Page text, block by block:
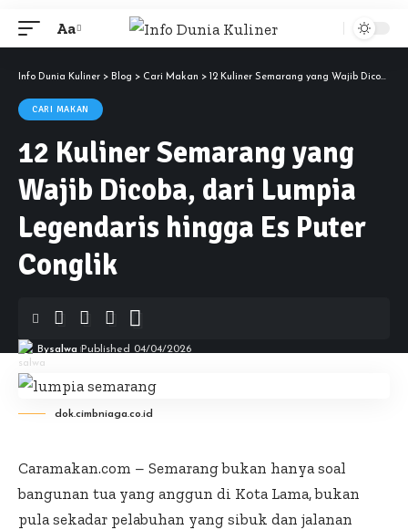
Font
Aa
Info Dunia Kuliner > Blog > Cari Makan > 12 Kuliner Semarang yang Wajib Dicoba, dari Lumpia Legendaris hingga Es Puter Conglik
CARI MAKAN
12 Kuliner Semarang yang
Wajib Dicoba, dari Lumpia
Legendaris hingga Es Puter
Conglik
Bysalwa Published 04/04/2026
dok.cimbniaga.co.id
Caramakan.com – Semarang bukan hanya soal
bangunan tua yang anggun di Kota Lama, bukan
pula sekadar pelabuhan yang sibuk dan jalanan